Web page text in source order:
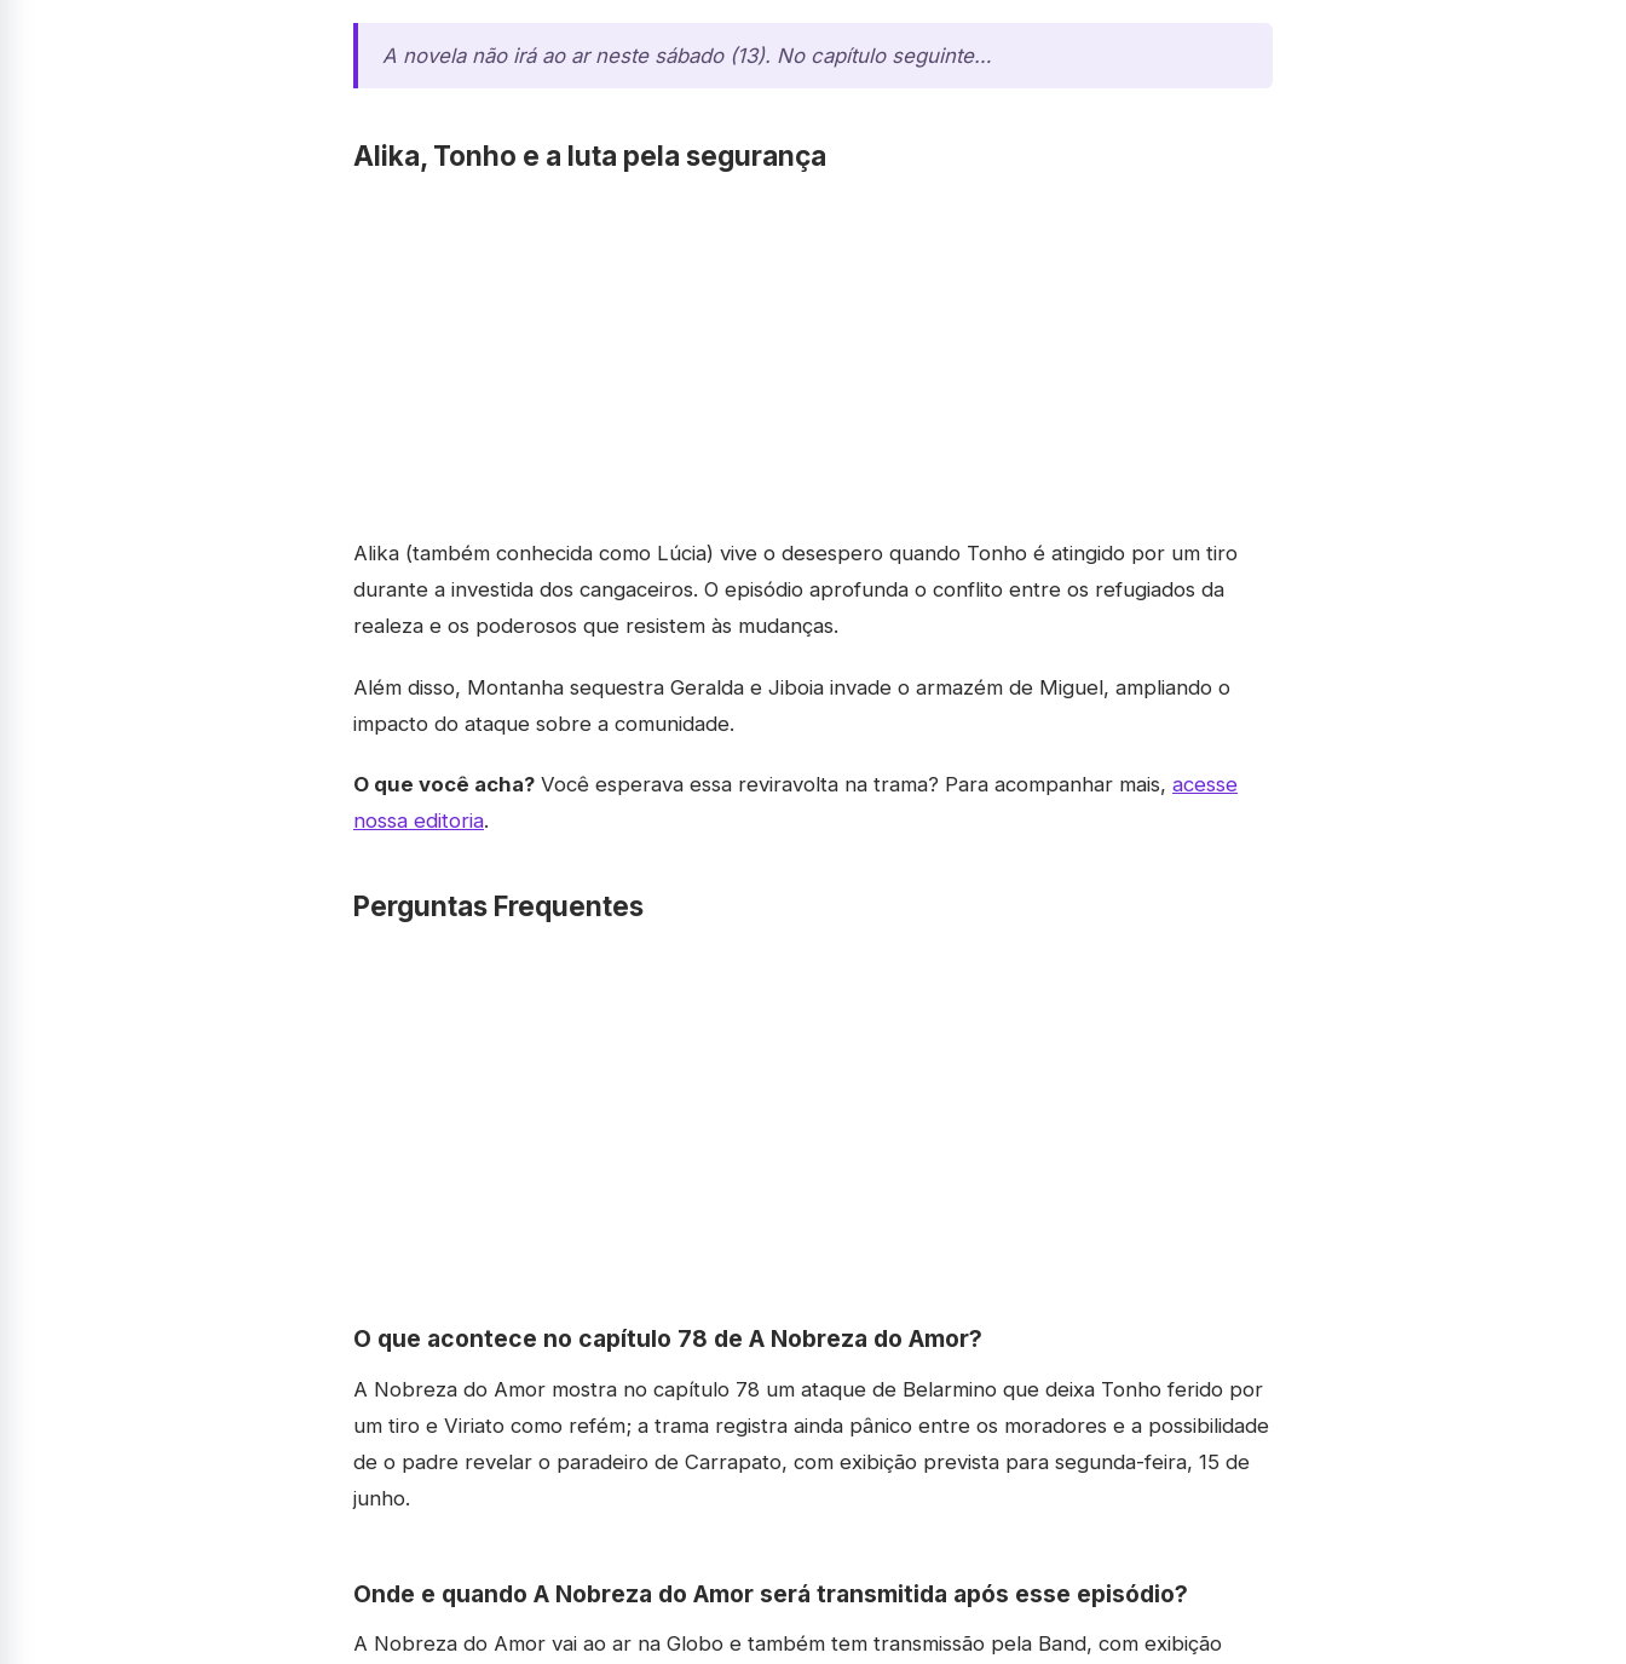
A novela não irá ao ar neste sábado (13). No capítulo seguinte…
Alika, Tonho e a luta pela segurança
Alika (também conhecida como Lúcia) vive o desespero quando Tonho é atingido por um tiro
durante a investida dos cangaceiros. O episódio aprofunda o conflito entre os refugiados da
realeza e os poderosos que resistem às mudanças.
Além disso, Montanha sequestra Geralda e Jiboia invade o armazém de Miguel, ampliando o
impacto do ataque sobre a comunidade.
O que você acha? Você esperava essa reviravolta na trama? Para acompanhar mais, acesse
nossa editoria.
Perguntas Frequentes
O que acontece no capítulo 78 de A Nobreza do Amor?
A Nobreza do Amor mostra no capítulo 78 um ataque de Belarmino que deixa Tonho ferido por
um tiro e Viriato como refém; a trama registra ainda pânico entre os moradores e a possibilidade
de o padre revelar o paradeiro de Carrapato, com exibição prevista para segunda-feira, 15 de
junho.
Onde e quando A Nobreza do Amor será transmitida após esse episódio?
A Nobreza do Amor vai ao ar na Globo e também tem transmissão pela Band, com exibição